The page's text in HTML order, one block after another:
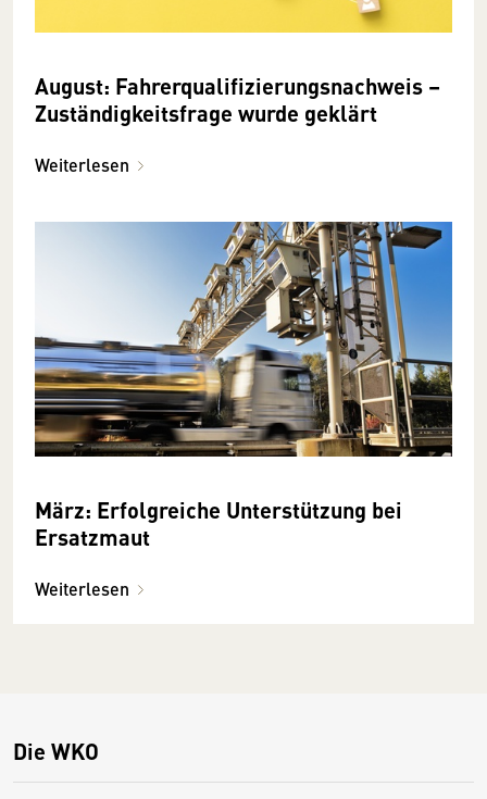
August: Fahrerqualifizierungsnachweis –
Zuständigkeitsfrage wurde geklärt
Weiterlesen
März: Erfolgreiche Unterstützung bei
Ersatzmaut
Weiterlesen
Die WKO